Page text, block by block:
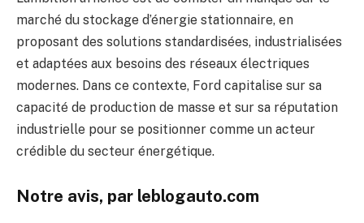
marché du stockage d’énergie stationnaire, en
proposant des solutions standardisées, industrialisées
et adaptées aux besoins des réseaux électriques
modernes. Dans ce contexte, Ford capitalise sur sa
capacité de production de masse et sur sa réputation
industrielle pour se positionner comme un acteur
crédible du secteur énergétique.
Notre avis, par leblogauto.com